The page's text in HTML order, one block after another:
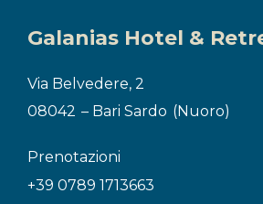
Galanias Hotel &
Via Belvedere, 2
08042 – Bari Sardo (Nuoro)
Prenotazioni
+39 0789 1713663